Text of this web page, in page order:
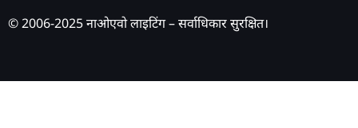
© 2006-2025 नाओएवो लाइटिंग – सर्वाधिकार सुरक्षित।